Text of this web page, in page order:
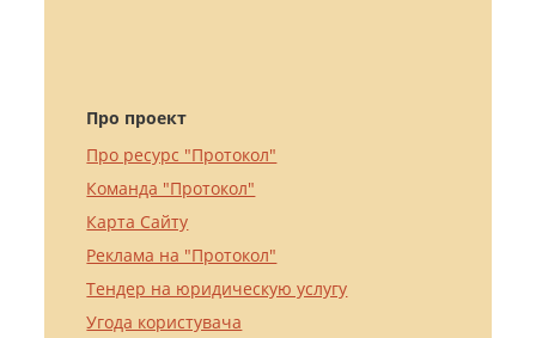
Про проект
Про ресурс "Протокол"
Команда "Протокол"
Карта Сайту
Реклама на "Протокол"
Тендер на юридическую услугу
Угода користувача